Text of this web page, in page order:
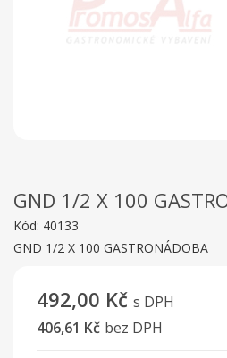
GND 1/2 X 100
Kód: 40133
GND 1/2 X 100 GASTRONÁDOBA
492,00 Kč s DPH
406,61 Kč bez DPH